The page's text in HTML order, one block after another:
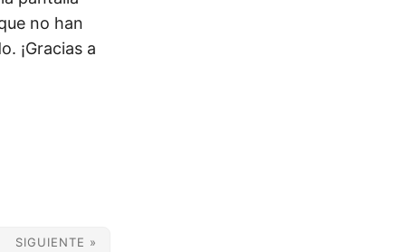
no han
¡Gracias a
SIGUIENTE »